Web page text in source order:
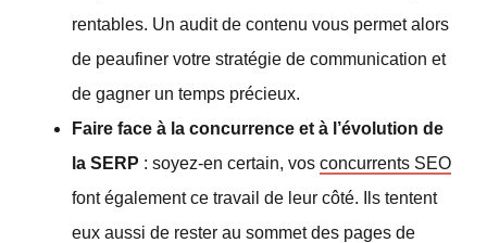
rentables. Un audit de contenu vous permet alors
de peaufiner votre stratégie de communication et
de gagner un temps précieux.
Faire face à la concurrence et à l’évolution de
la SERP : soyez-en certain, vos concurrents SEO
font également ce travail de leur côté. Ils tentent
eux aussi de rester au sommet des pages de